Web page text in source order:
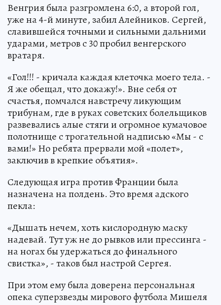
Венгрия была разгромлена 6:0, а второй гол,
уже на 4-й минуте, забил Алейников. Сергей,
славившейся точными и сильными дальними
ударами, метров с 30 пробил венгерского
вратаря.
«Гол!!! - кричала каждая клеточка моего тела. -
Я же обещал, что докажу!». Вне себя от
счастья, помчался навстречу ликующим
трибунам, где в руках советских болельщиков
развевались алые стяги и огромное кумачовое
полотнище с трогательной надписью «Мы - с
вами!» Но ребята прервали мой «полет»,
заключив в крепкие объятия».
Следующая игра против Франции была
назначена на полдень. Это время адского
пекла:
«Дышать нечем, хоть кислородную маску
надевай. Тут уж не до рывков или прессинга -
на ногах бы удержаться до финального
свистка», - таков был настрой Сергея.
При этом ему была доверена персональная
опека суперзвезды мирового футбола Мишеля